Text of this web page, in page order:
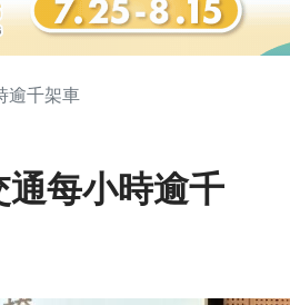
逾千架車
每小時逾千